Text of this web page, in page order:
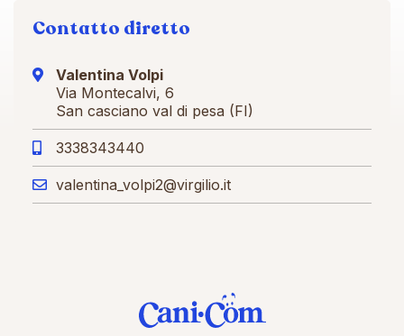
Contatto diretto
Valentina Volpi
Via Montecalvi, 6
San casciano val di pesa (FI)
3338343440
valentina_volpi2@virgilio.it